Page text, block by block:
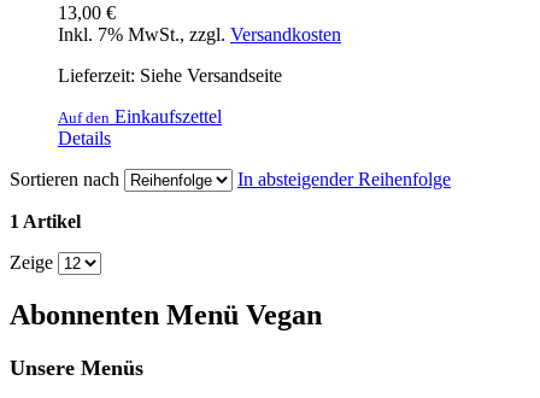
13,00 €
Inkl. 7% MwSt., zzgl. Versandkosten
Lieferzeit: Siehe Versandseite
Auf den Einkaufszettel
Details
Sortieren nach
In absteigender Reihenfolge
1 Artikel
Zeige
Abonnenten Menü Vegan
Unsere Menüs